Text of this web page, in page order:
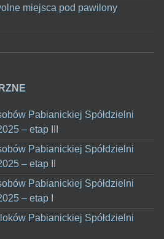
miejsca pod pawilony
Pabianickiej Spółdzielni
– etap III
Pabianickiej Spółdzielni
– etap II
Pabianickiej Spółdzielni
– etap I
Pabianickiej Spółdzielni